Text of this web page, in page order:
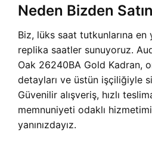
Neden Bizden Satın
Biz, lüks saat tutkunlarına
replika saatler sunuyoruz.
Oak 26240BA Gold Kadran,
detayları ve üstün işçiliğiyle
Güvenilir alışveriş, hızlı
memnuniyeti odaklı
yanınızdayız.